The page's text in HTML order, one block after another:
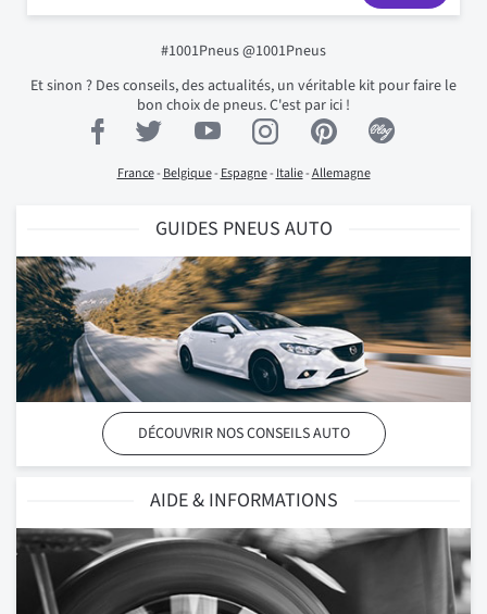
#1001Pneus @1001Pneus
Et sinon ? Des conseils, des actualités, un véritable kit pour faire le
bon choix de pneus. C'est par ici !
France- Belgique- Espagne- Italie-Allemagne
GUIDES PNEUS AUTO
DÉCOUVRIR NOS CONSEILS AUTO
AIDE & INFORMATIONS